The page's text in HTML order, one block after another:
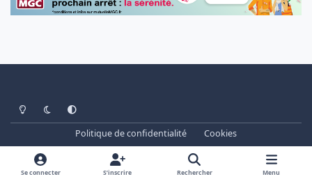
Light ModeDark ModeSystem Preference
Politique de confidentialité
Cookies
www.cheminots.net - Forum Libre depuis 2003
Powered by
Invision Community
Se connecter S’inscrire Rechercher Menu